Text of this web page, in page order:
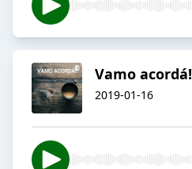
Vamo acordá!
2019-01-16